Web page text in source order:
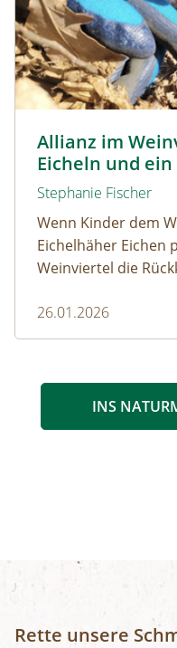
Allianz im
Eicheln und
Stephanie Fischer
Wenn Kinder dem
Eichelhäher Eichen
Weinviertel die
26.01.2026
INS
Rette unsere